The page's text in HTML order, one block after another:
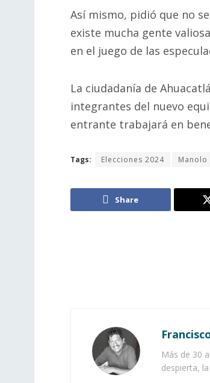
Así mismo, pidió que no
existe mucha gente
en el juego de las
La ciudadanía de
integrantes del nuevo
entrante trabajará en
Tags: Elecciones 2024 Manolo
Share
Más de 30
despierta,